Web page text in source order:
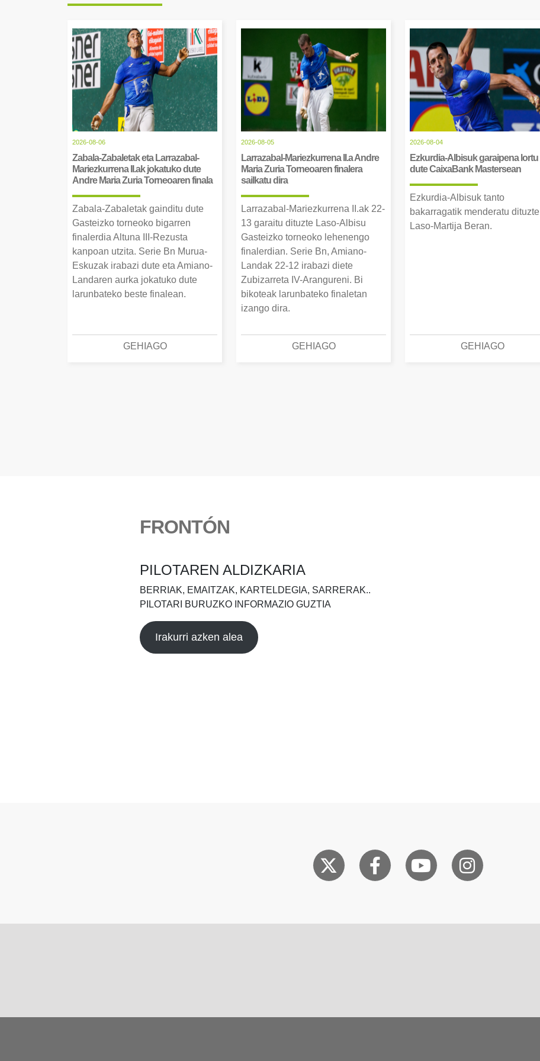
2026-08-06
Zabala-Zabaletak eta Larrazabal-
Mariezkurrena II.ak jokatuko dute
Andre Maria Zuria Torneoaren finala
Zabala-Zabaletak gainditu dute
Gasteizko torneoko bigarren
finalerdia Altuna III-Rezusta
kanpoan utzita. Serie Bn Murua-
Eskuzak irabazi dute eta Amiano-
Landaren aurka jokatuko dute
larunbateko beste finalean.
GEHIAGO
2026-08-05
Larrazabal-Mariezkurrena II.a Andre
Maria Zuria Torneoaren finalera
sailkatu dira
Larrazabal-Mariezkurrena II.ak 22-
13 garaitu dituzte Laso-Albisu
Gasteizko torneoko lehenengo
finalerdian. Serie Bn, Amiano-
Landak 22-12 irabazi diete
Zubizarreta IV-Arangureni. Bi
bikoteak larunbateko finaletan
izango dira.
GEHIAGO
2026-08-04
Ezkurdia-Albisuk garaipena lortu
dute CaixaBank Mastersean
Ezkurdia-Albisuk tanto
bakarragatik menderatu dituzte
Laso-Martija Beran.
GEHIAGO
FRONTÓN
PILOTAREN ALDIZKARIA
BERRIAK, EMAITZAK, KARTELDEGIA, SARRERAK..
PILOTARI BURUZKO INFORMAZIO GUZTIA
Irakurri azken alea